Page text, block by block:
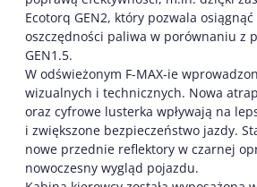
Ecotorq GEN2, który pozwala osiągnąć
oszczędności paliwa w porównaniu z
GEN1.5.
W odświeżonym F-MAX-ie
wizualnych i technicznych. Nowa
oraz cyfrowe lusterka wpływają na
i zwiększone bezpieczeństwo jazdy.
nowe przednie reflektory w czarnej
nowoczesny wygląd pojazdu.